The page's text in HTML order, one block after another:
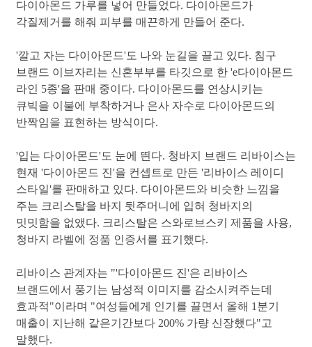
다이아몬드 가루를 넣어 만들었다. 다이아몬드가
각질제거를 해줘 피부를 매끈하게 만들어 준다.
'깔고 자는 다이아몬드'도 나와 눈길을 끌고 있다. 침구
브랜드 이브자리는 신혼부부를 타깃으로 한 'e다이아몬드
라인 5종'을 판매 중이다. 다이아몬드를 연상시키는
큐빅을 이불에 부착하거나 은사 자수로 다이아몬드의
반짝임을 표현하는 방식이다.
'입는 다이아몬드'도 눈에 띈다. 청바지 브랜드 리바이스는
현재 '다이아몬드 진'을 컨셉트로 만든 '리바이스 레이디
스타일'를 판매하고 있다. 다이아몬드와 비슷한 느낌을
주는 크리스탈을 바지 뒷주머니에 입혀 청바지의
밋밋함을 없앴다. 크리스탈은 스와로브스키 제품을 사용,
청바지 라벨에 정품 인증서를 표기했다.
리바이스 관계자는 "'다이아몬드 진'은 리바이스
브랜드에서 풍기는 남성적 이미지를 감소시켜주는데
효과적"이라며 "여성들에게 인기를 끌면서 올해 1분기
매출이 지난해 같은기간보다 200% 가량 신장했다"고
말했다.